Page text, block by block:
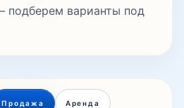
подберем варианты под
Продажа Аренда